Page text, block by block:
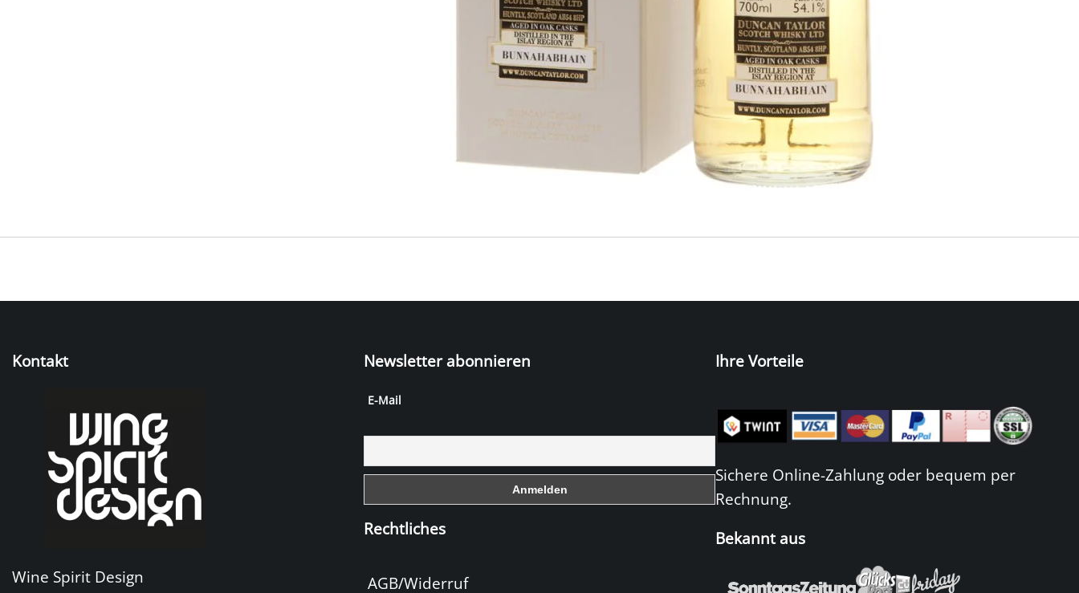
Kontakt
Wine Spirit Design
Newsletter abonnieren
E-Mail
Rechtliches
AGB/Widerruf
Ihre Vorteile
Sichere Online-Zahlung oder bequem per
Rechnung.
Bekannt aus